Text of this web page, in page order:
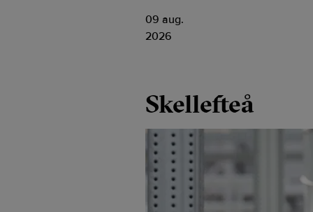
09 aug.
2026
Skellefteå